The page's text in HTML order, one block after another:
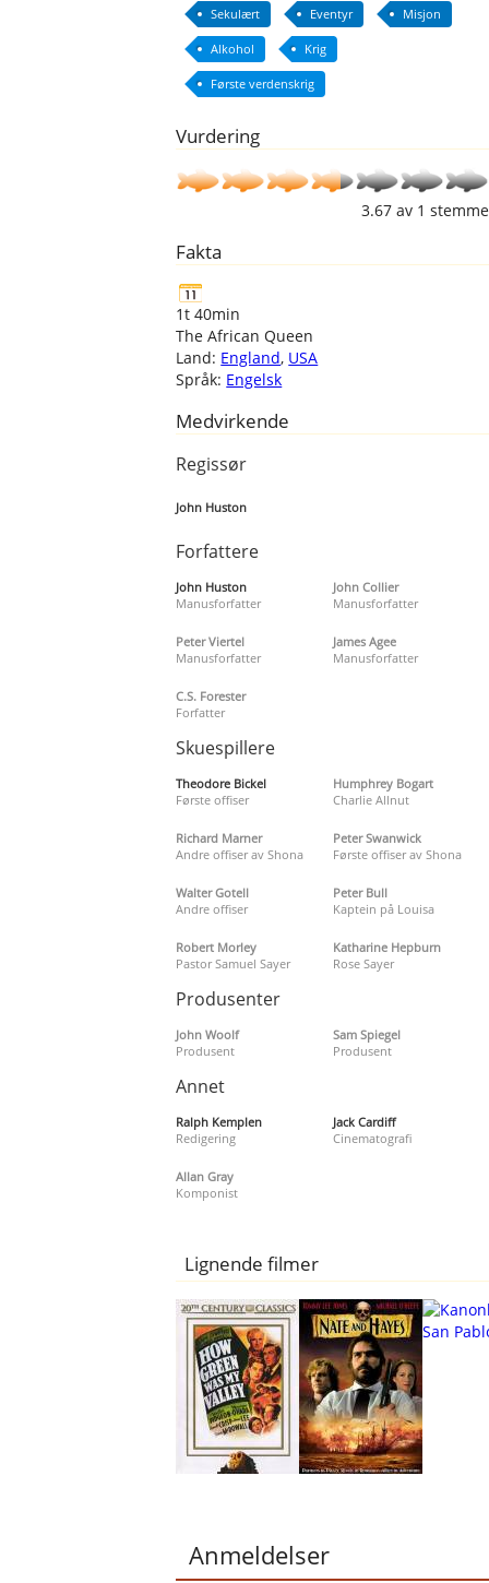
Sekulært Eventyr Misjon
Alkohol Krig
Første verdenskrig
Vurdering
3.67av 1 stemme
Fakta
1t 40min
The African Queen
Land: England, USA
Språk: Engelsk
Medvirkende
Regissør
John Huston
Forfattere
John Huston
Manusforfatter
John Collier
Manusforfatter
Peter Viertel
Manusforfatter
James Agee
Manusforfatter
C.S. Forester
Forfatter
Skuespillere
Theodore Bickel
Første offiser
Humphrey Bogart
Charlie Allnut
Richard Marner
Andre offiser av Shona
Peter Swanwick
Første offiser av Shona
Walter Gotell
Andre offiser
Peter Bull
Kaptein på Louisa
Robert Morley
Pastor Samuel Sayer
Katharine Hepburn
Rose Sayer
Produsenter
John Woolf
Produsent
Sam Spiegel
Produsent
Annet
Ralph Kemplen
Redigering
Jack Cardiff
Cinematografi
Allan Gray
Komponist
Lignende filmer
Anmeldelser